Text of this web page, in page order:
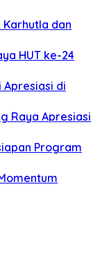
dan
HUT ke-24
Apresiasi di
Raya Apresiasi
Program